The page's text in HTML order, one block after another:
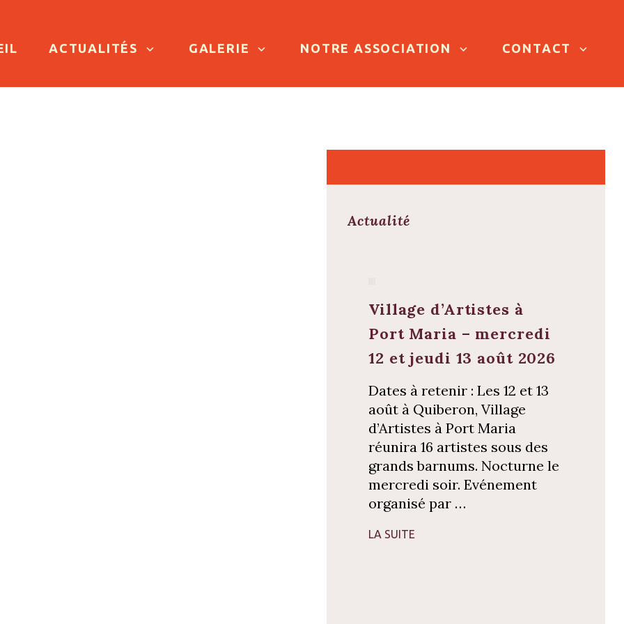
ACTUALITÉS GALERIE NOTRE ASSOCIATION CONTACT
Actualité
Village d’Artistes à
Port Maria – mercredi
12 et jeudi 13 août 2026
Dates à retenir : Les 12 et 13
août à Quiberon, Village
d’Artistes à Port Maria
réunira 16 artistes sous des
grands barnums. Nocturne le
mercredi soir. Evénement
organisé par …
LA SUITE